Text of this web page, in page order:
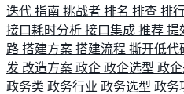
迭代 指南 挑战者 排名 排查 排
接口耗时分析 接口集成 推荐 提
路 搭建方案 搭建流程 撕开低代
发 改造方案 政企 政企选型 政
政务类 政务行业 政务选型 政务